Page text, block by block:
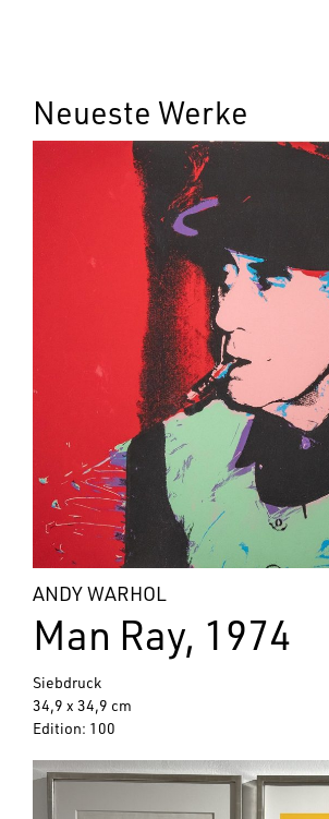
Neueste Werke
ANDY WARHOL
Man Ray, 1974
Siebdruck
34,9 x 34,9 cm
Edition: 100